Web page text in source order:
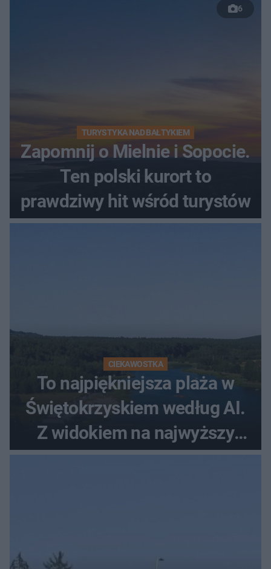
6
TURYSTYKA NAD BAŁTYKIEM
Zapomnij o Mielnie i Sopocie.
Ten polski kurort to
prawdziwy hit wśród turystów
CIEKAWOSTKA
To najpiękniejsza plaża w
Świętokrzyskiem według AI.
Z widokiem na najwyższy
szczyt Gór Świętokrzyskich